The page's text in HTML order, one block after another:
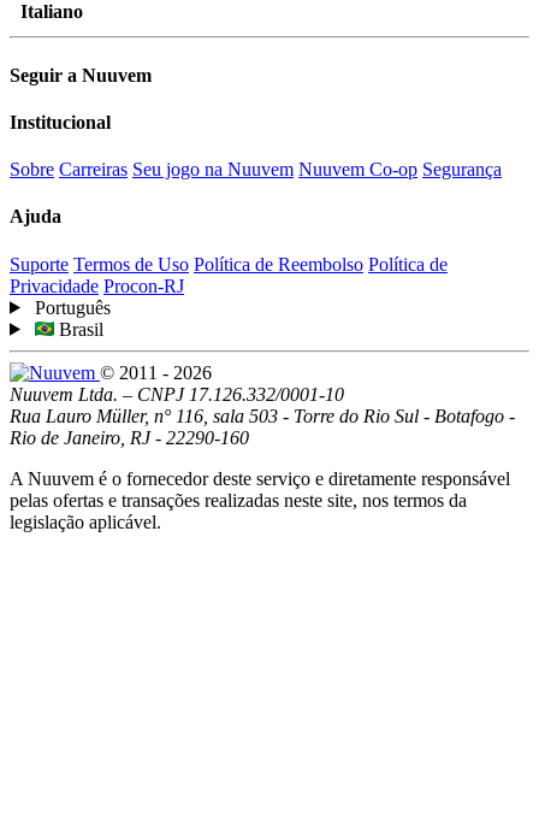
Italiano
Seguir a Nuuvem
Institucional
Sobre Carreiras Seu jogo na Nuuvem Nuuvem Co-op Segurança
Ajuda
Suporte Termos de Uso Política de Reembolso Política de
Privacidade Procon-RJ
Português
Brasil
© 2011 - 2026
Nuuvem Ltda. – CNPJ 17.126.332/0001-10
Rua Lauro Müller, n° 116, sala 503 - Torre do Rio Sul - Botafogo -
Rio de Janeiro, RJ - 22290-160
A Nuuvem é o fornecedor deste serviço e diretamente responsável
pelas ofertas e transações realizadas neste site, nos termos da
legislação aplicável.